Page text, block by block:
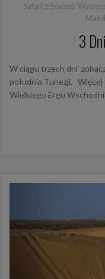
Safari z Sousse,
3
W ciągu trzech dni
południa Tunezji. Więcej
Wielkiego Ergu